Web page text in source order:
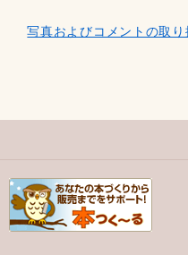
写真およびコメントの取り